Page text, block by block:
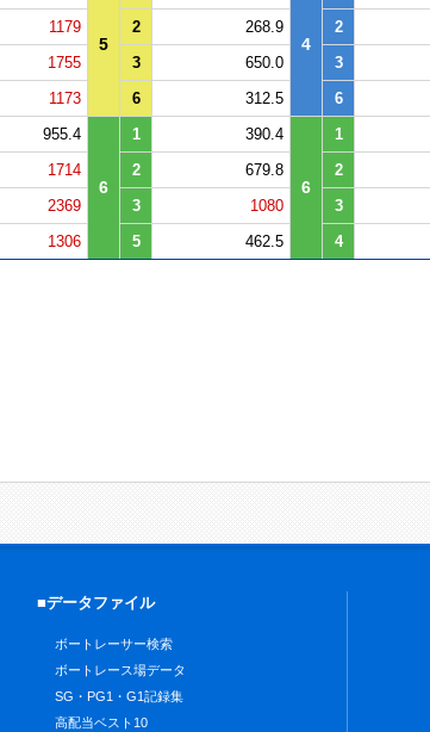
5 4
1179 2 268.9 2
1755 3 650.0 3
1173 6 312.5 6
955.4
6
1 390.4
6
1
1714 2 679.8 2
2369 3 1080 3
1306 5 462.5 4
■データファイル
ボートレーサー検索
ボートレース場データ
SG・PG1・G1記録集
高配当ベスト10